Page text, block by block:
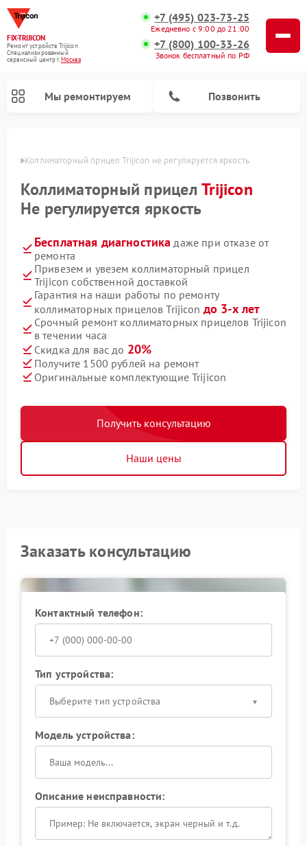
FIX-TRIJICON
Ремонт устройств Trijicon
Специализированный
cервисный центр г.Москва
+7 (495) 023-73-25
Ежедневно с 9:00 до 21:00
+7 (800) 100-33-26
Звонок бесплатный по РФ
Мы ремонтируем Позвонить
Коллиматорный прицел Trijicon не регулируется яркость
Коллиматорный прицелTrijicon
Не регулируется яркость
Бесплатная диагностика даже при отказе от
ремонта
Привезем и увезем коллиматорный прицел
Trijicon собственной доставкой
Гарантия на наши работы по ремонту
коллиматорных прицелов Trijicon до 3-х лет
Срочный ремонт коллиматорных прицелов Trijicon
в течении часа
Скидка для вас до 20%
Получите 1500 рублей на ремонт
Оригинальные комплектующие Trijicon
Получить консультацию
Наши цены
Заказать консультацию
Контактный телефон:
Тип устройства:
Выберите тип устройства
Модель устройства:
Описание неисправности: